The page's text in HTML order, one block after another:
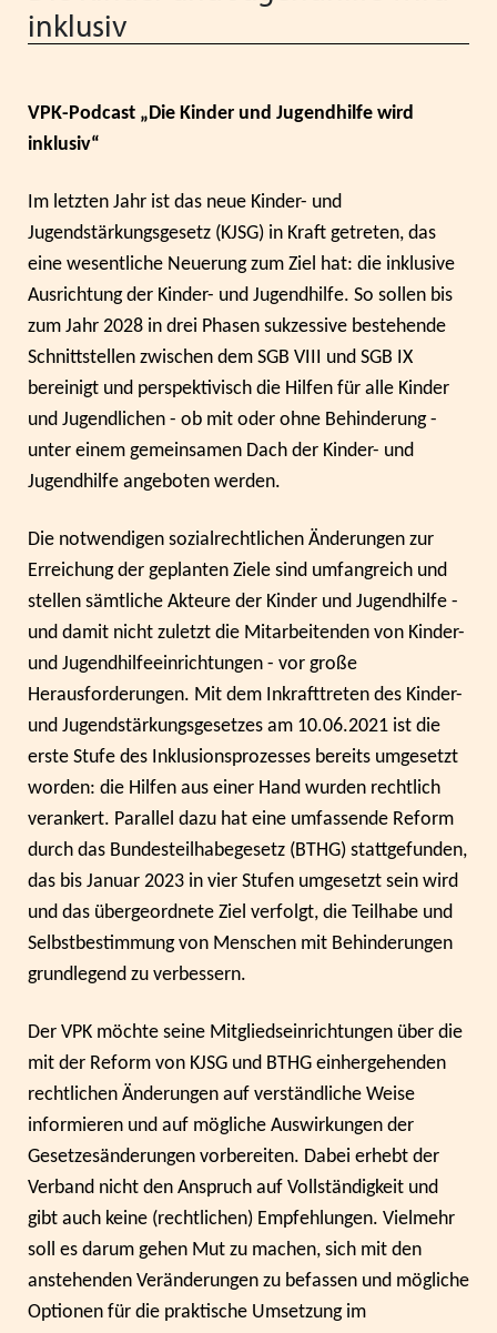
Mitgliedsverbände
Präsidium und Geschäftsstelle
Satzung
Links
Schließen
Kooperationsverträge und Rahmenvereinbarungen
Festschrift zum 70-jährigen Jubiläum des VPK
VPK-Schriftenreihe
Fachbeiträge
VPK-Podcast
Schließen
Finden Sie bundesweit passende
den VPK-Mitgliedseinrichtungen:
www.vpk-einrichtungen.de
zum Portal
Schließen
inklusiv
VPK-Podcast „Die Kinder und Jugendhilfe wird
inklusiv“
Im letzten Jahr ist das neue Kinder- und
Jugendstärkungsgesetz (KJSG) in Kraft getreten, das
eine wesentliche Neuerung zum Ziel hat: die inklusive
Ausrichtung der Kinder- und Jugendhilfe. So sollen bis
zum Jahr 2028 in drei Phasen sukzessive bestehende
Schnittstellen zwischen dem SGB VIII und SGB IX
bereinigt und perspektivisch die Hilfen für alle Kinder
und Jugendlichen - ob mit oder ohne Behinderung -
unter einem gemeinsamen Dach der Kinder- und
Jugendhilfe angeboten werden.
Die notwendigen sozialrechtlichen Änderungen zur
Erreichung der geplanten Ziele sind umfangreich und
stellen sämtliche Akteure der Kinder und Jugendhilfe -
und damit nicht zuletzt die Mitarbeitenden von Kinder-
und Jugendhilfeeinrichtungen - vor große
Herausforderungen. Mit dem Inkrafttreten des Kinder-
und Jugendstärkungsgesetzes am 10.06.2021 ist die
erste Stufe des Inklusionsprozesses bereits umgesetzt
worden: die Hilfen aus einer Hand wurden rechtlich
verankert. Parallel dazu hat eine umfassende Reform
durch das Bundesteilhabegesetz (BTHG) stattgefunden,
das bis Januar 2023 in vier Stufen umgesetzt sein wird
und das übergeordnete Ziel verfolgt, die Teilhabe und
Selbstbestimmung von Menschen mit Behinderungen
grundlegend zu verbessern.
Der VPK möchte seine Mitgliedseinrichtungen über die
mit der Reform von KJSG und BTHG einhergehenden
rechtlichen Änderungen auf verständliche Weise
informieren und auf mögliche Auswirkungen der
Gesetzesänderungen vorbereiten. Dabei erhebt der
Verband nicht den Anspruch auf Vollständigkeit und
gibt auch keine (rechtlichen) Empfehlungen. Vielmehr
soll es darum gehen Mut zu machen, sich mit den
anstehenden Veränderungen zu befassen und mögliche
Optionen für die praktische Umsetzung im